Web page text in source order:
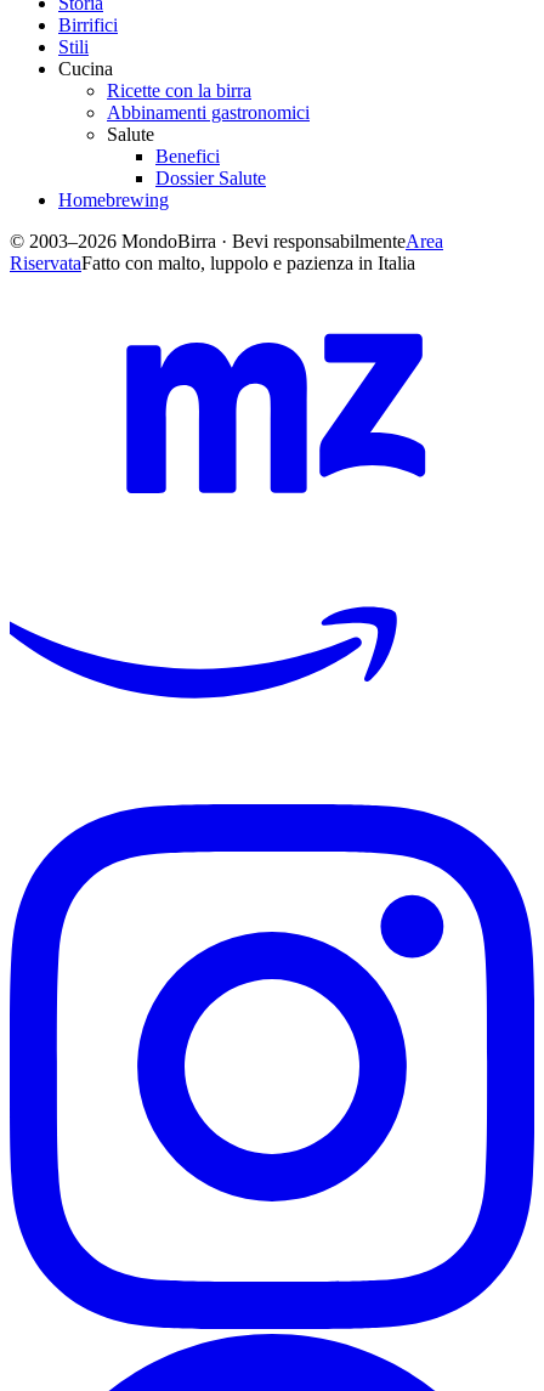
Birrifici
Stili
Cucina
Ricette con la birra
Abbinamenti gastronomici
Salute
Benefici
Dossier Salute
Homebrewing
© 2003–2026 MondoBirra · Bevi responsabilmenteArea
RiservataFatto con malto, luppolo e pazienza in Italia